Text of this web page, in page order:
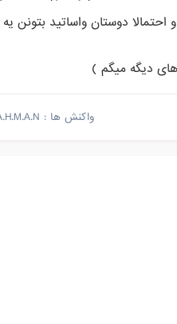
دوستان واساتید بتونن
دیگه میگم )
واکنش ها :